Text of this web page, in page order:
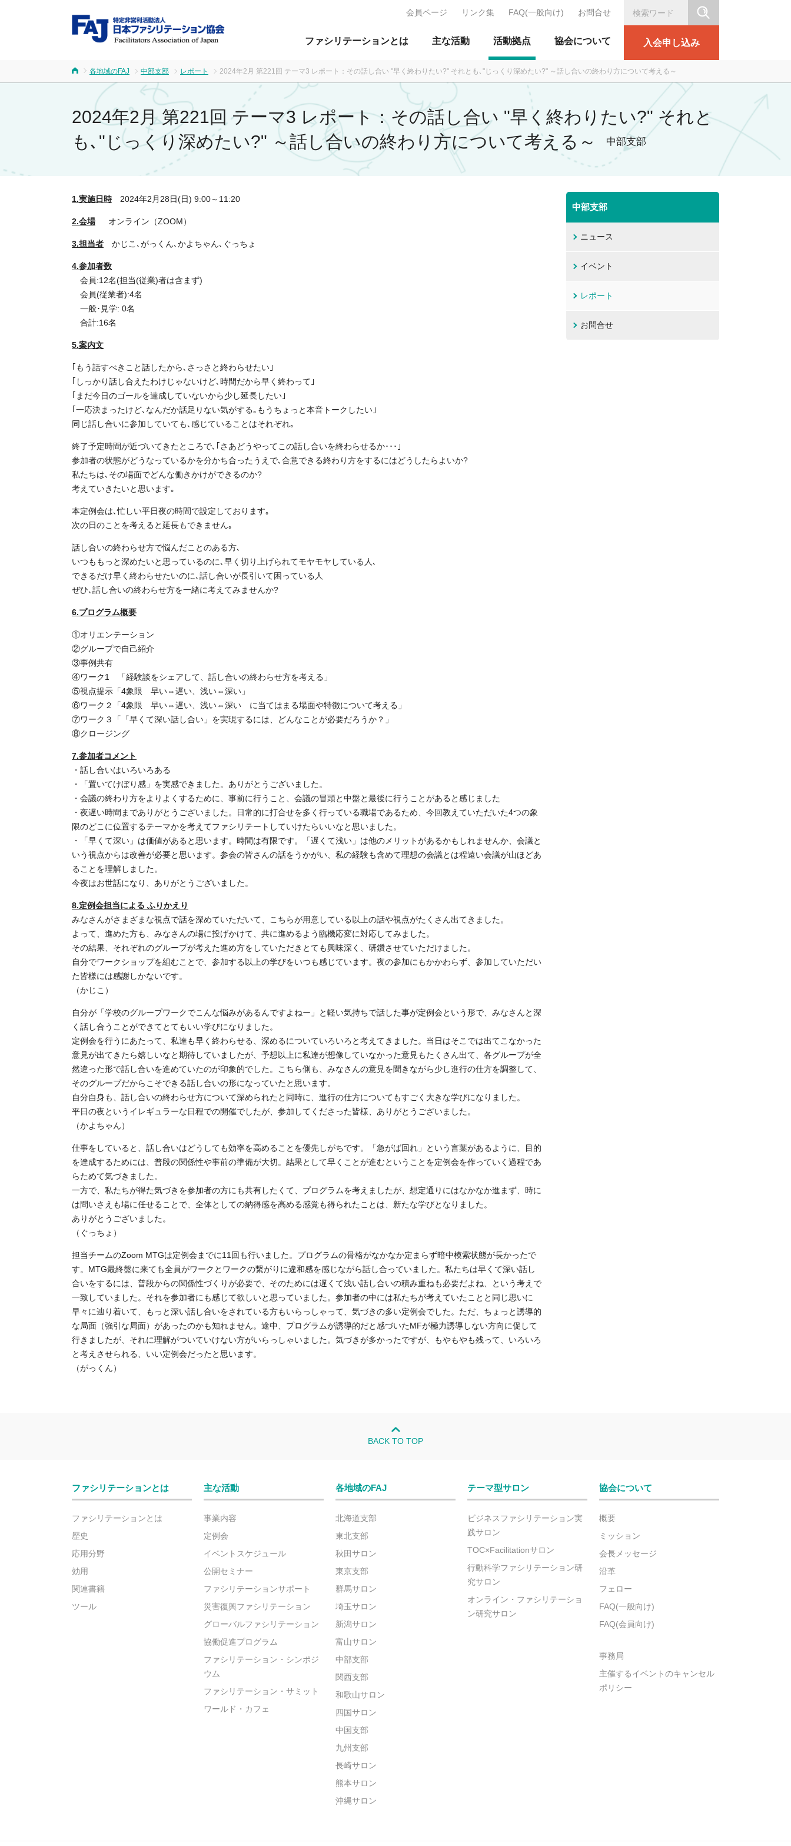
FAJ：特定非営利活動法人 日本ファシリテーション協会
ファシリテーションとは 主な活動 活動拠点 協会について 入会申し込み
会員ページ リンク集 FAQ(一般向け) お問合せ
各地域のFAJ 中部支部 レポート 2024年2月 第221回 テーマ3 レポート：その話し合い "早く終わりたい?" それとも､"じっくり深めたい?" ～話し合いの終わり方について考える～
2024年2月 第221回 テーマ3 レポート：その話し合い "早く終わりたい?" それと
も､"じっくり深めたい?" ～話し合いの終わり方について考える～
中部支部
1.実施日時 2024年2月28日(日) 9:00～11:20
2.会場 オンライン（ZOOM）
3.担当者 かじこ､がっくん､かよちゃん､ぐっちょ
4.参加者数
会員:12名(担当(従業)者は含まず)
会員(従業者):4名
一般･見学: 0名
合計:16名
5.案内文
｢もう話すべきこと話したから､さっさと終わらせたい｣
｢しっかり話し合えたわけじゃないけど､時間だから早く終わって｣
｢まだ今日のゴールを達成していないから少し延長したい｣
｢一応決まったけど､なんだか話足りない気がする｡もうちょっと本音トークしたい｣
同じ話し合いに参加していても､感じていることはそれぞれ｡
終了予定時間が近づいてきたところで､｢さあどうやってこの話し合いを終わらせるか･･･｣
参加者の状態がどうなっているかを分かち合ったうえで､合意できる終わり方をするにはどうしたらよいか?
私たちは､その場面でどんな働きかけができるのか?
考えていきたいと思います｡
本定例会は､忙しい平日夜の時間で設定しております｡
次の日のことを考えると延長もできません｡
話し合いの終わらせ方で悩んだことのある方､
いつももっと深めたいと思っているのに､早く切り上げられてモヤモヤしている人､
できるだけ早く終わらせたいのに､話し合いが長引いて困っている人
ぜひ､話し合いの終わらせ方を一緒に考えてみませんか?
6.プログラム概要
①オリエンテーション
②グループで自己紹介
③事例共有
④ワーク1 「経験談をシェアして、話し合いの終わらせ方を考える」
⑤視点提示「4象限 早い⇔遅い、浅い⇔深い」
⑥ワーク２「4象限 早い⇔遅い、浅い⇔深い に当てはまる場面や特徴について考える」
⑦ワーク３「「早くて深い話し合い」を実現するには、どんなことが必要だろうか？」
⑧クロージング
7.参加者コメント
・話し合いはいろいろある
・「置いてけぼり感」を実感できました。ありがとうございました。
・会議の終わり方をよりよくするために、事前に行うこと、会議の冒頭と中盤と最後に行うことがあると感じました
・夜遅い時間までありがとうございました。日常的に打合せを多く行っている職場であるため、今回教えていただいた4つの象
限のどこに位置するテーマかを考えてファシリテートしていけたらいいなと思いました。
・「早くて深い」は価値があると思います。時間は有限です。「遅くて浅い」は他のメリットがあるかもしれませんか、会議と
いう視点からは改善が必要と思います。参会の皆さんの話をうかがい、私の経験も含めて理想の会議とは程遠い会議が山ほどあ
ることを理解しました。
今夜はお世話になり、ありがとうございました。
8.定例会担当による ふりかえり
みなさんがさまざまな視点で話を深めていただいて、こちらが用意している以上の話や視点がたくさん出てきました。
よって、進めた方も、みなさんの場に投げかけて、共に進めるよう臨機応変に対応してみました。
その結果、それぞれのグループが考えた進め方をしていただきとても興味深く、研鑽させていただけました。
自分でワークショップを組むことで、参加する以上の学びをいつも感じています。夜の参加にもかかわらず、参加していただい
た皆様には感謝しかないです。
（かじこ）
自分が「学校のグループワークでこんな悩みがあるんですよねー」と軽い気持ちで話した事が定例会という形で、みなさんと深
く話し合うことができてとてもいい学びになりました。
定例会を行うにあたって、私達も早く終わらせる、深めるについていろいろと考えてきました。当日はそこでは出てこなかった
意見が出てきたら嬉しいなと期待していましたが、予想以上に私達が想像していなかった意見もたくさん出て、各グループが全
然違った形で話し合いを進めていたのが印象的でした。こちら側も、みなさんの意見を聞きながら少し進行の仕方を調整して、
そのグループだからこそできる話し合いの形になっていたと思います。
自分自身も、話し合いの終わらせ方について深められたと同時に、進行の仕方についてもすごく大きな学びになりました。
平日の夜というイレギュラーな日程での開催でしたが、参加してくださった皆様、ありがとうございました。
（かよちゃん）
仕事をしていると、話し合いはどうしても効率を高めることを優先しがちです。「急がば回れ」という言葉があるように、目的
を達成するためには、普段の関係性や事前の準備が大切。結果として早くことが進むということを定例会を作っていく過程であ
らためて気づきました。
一方で、私たちが得た気づきを参加者の方にも共有したくて、プログラムを考えましたが、想定通りにはなかなか進まず、時に
は問いさえも場に任せることで、全体としての納得感を高める感覚も得られたことは、新たな学びとなりました。
ありがとうございました。
（ぐっちょ）
担当チームのZoom MTGは定例会までに11回も行いました。プログラムの骨格がなかなか定まらず暗中模索状態が長かったで
す。MTG最終盤に来ても全員がワークとワークの繋がりに違和感を感じながら話し合っていました。私たちは早くて深い話し
合いをするには、普段からの関係性づくりが必要で、そのためには遅くて浅い話し合いの積み重ねも必要だよね、という考えで
一致していました。それを参加者にも感じて欲しいと思っていました。参加者の中には私たちが考えていたことと同じ思いに
早々に辿り着いて、もっと深い話し合いをされている方もいらっしゃって、気づきの多い定例会でした。ただ、ちょっと誘導的
な局面（強引な局面）があったのかも知れません。途中、プログラムが誘導的だと感づいたMFが極力誘導しない方向に促して
行きましたが、それに理解がついていけない方がいらっしゃいました。気づきが多かったですが、もやもやも残って、いろいろ
と考えさせられる、いい定例会だったと思います。
（がっくん）
中部支部
ニュース
イベント
レポート
お問合せ
BACK TO TOP
ファシリテーションとは
ファシリテーションとは
歴史
応用分野
効用
関連書籍
ツール
主な活動
事業内容
定例会
イベントスケジュール
公開セミナー
ファシリテーションサポート
災害復興ファシリテーション
グローバルファシリテーション
協働促進プログラム
ファシリテーション・シンポジ
ウム
ファシリテーション・サミット
ワールド・カフェ
各地域のFAJ
北海道支部
東北支部
秋田サロン
東京支部
群馬サロン
埼玉サロン
新潟サロン
富山サロン
中部支部
関西支部
和歌山サロン
四国サロン
中国支部
九州支部
長崎サロン
熊本サロン
沖縄サロン
テーマ型サロン
ビジネスファシリテーション実
践サロン
TOC×Facilitationサロン
行動科学ファシリテーション研
究サロン
オンライン・ファシリテーショ
ン研究サロン
協会について
概要
ミッション
会長メッセージ
沿革
フェロー
FAQ(一般向け)
FAQ(会員向け)
事務局
主催するイベントのキャンセル
ポリシー